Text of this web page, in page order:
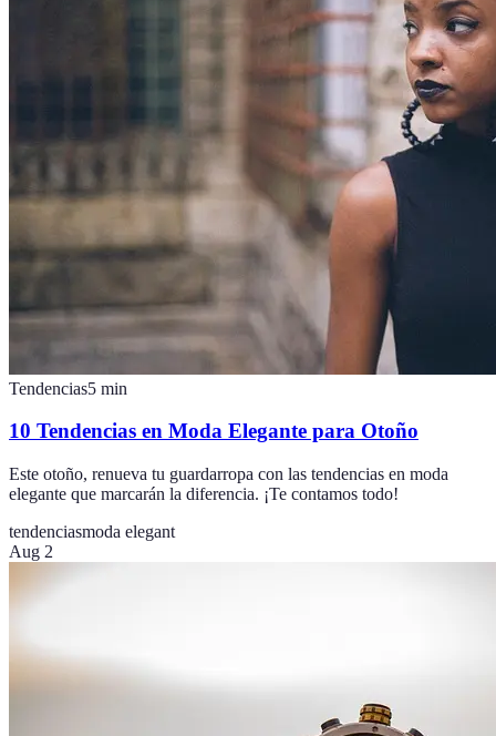
Tendencias5 min
10 Tendencias en Moda Elegante para Otoño
Este otoño, renueva tu guardarropa con las tendencias en moda
elegante que marcarán la diferencia. ¡Te contamos todo!
tendenciasmoda elegant
Aug 2